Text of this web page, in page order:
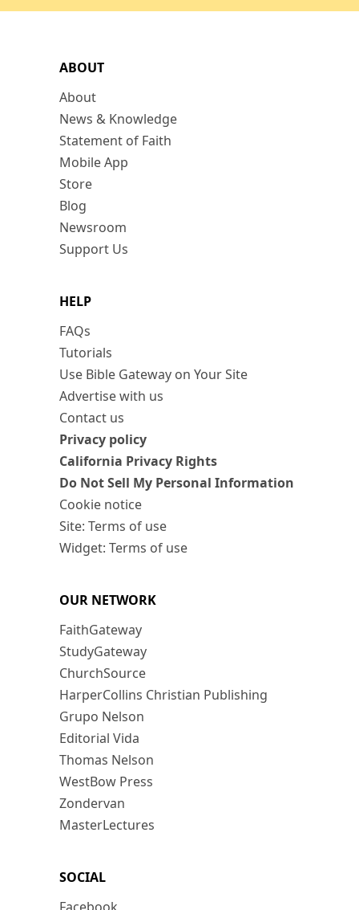
ABOUT
About
News & Knowledge
Statement of Faith
Mobile App
Store
Blog
Newsroom
Support Us
HELP
FAQs
Tutorials
Use Bible Gateway on Your Site
Advertise with us
Contact us
Privacy policy
California Privacy Rights
Do Not Sell My Personal Information
Cookie notice
Site: Terms of use
Widget: Terms of use
OUR NETWORK
FaithGateway
StudyGateway
ChurchSource
HarperCollins Christian Publishing
Grupo Nelson
Editorial Vida
Thomas Nelson
WestBow Press
Zondervan
MasterLectures
SOCIAL